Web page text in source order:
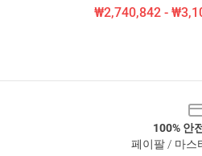
₩2,740,842 -
100% 안
페이팔 / 마스